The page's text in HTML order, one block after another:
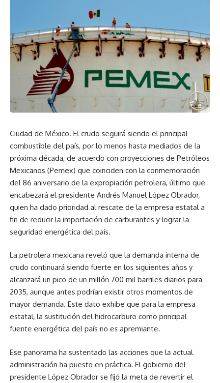
Ciudad de México. El crudo seguirá siendo el principal
combustible del país, por lo menos hasta mediados de la
próxima década, de acuerdo con proyecciones de Petróleos
Mexicanos (Pemex) que coinciden con la conmemoración
del 86 aniversario de la expropiación petrolera, último que
encabezará el presidente Andrés Manuel López Obrador,
quien ha dado prioridad al rescate de la empresa estatal a
fin de reducir la importación de carburantes y lograr la
seguridad energética del país.
La petrolera mexicana reveló que la demanda interna de
crudo continuará siendo fuerte en los siguientes años y
alcanzará un pico de un millón 700 mil barriles diarios para
2035, aunque antes podrían existir otros momentos de
mayor demanda. Este dato exhibe que para la empresa
estatal, la sustitución del hidrocarburo como principal
fuente energética del país no es apremiante.
Ese panorama ha sustentado las acciones que la actual
administración ha puesto en práctica. El gobierno del
presidente López Obrador se fijó la meta de revertir el